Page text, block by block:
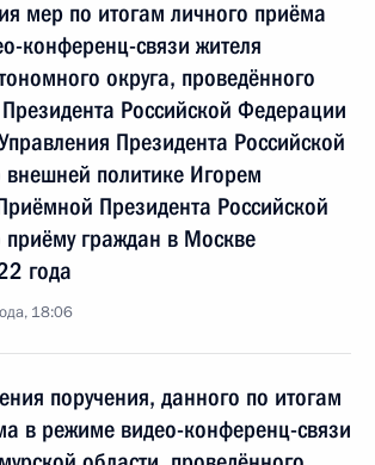
мер по итогам личного приёма
конференц-связи жителя
округа, проведённого
Российской Федерации
Президента Российской
политике Игорем
Президента Российской
граждан в Москве
года
18:06
поручения, данного по итогам
в режиме видео-конференц-связи